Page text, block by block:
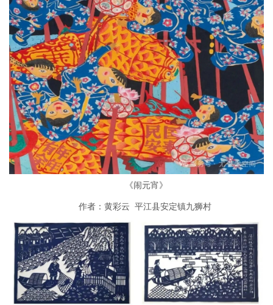
《闹元宵》
作者：黄彩云 平江县安定镇九狮村